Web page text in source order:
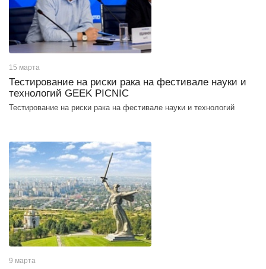
15 марта
Тестирование на риски рака на фестивале науки и
технологий GEEK PICNIC
Тестирование на риски рака на фестивале науки и технологий
9 марта